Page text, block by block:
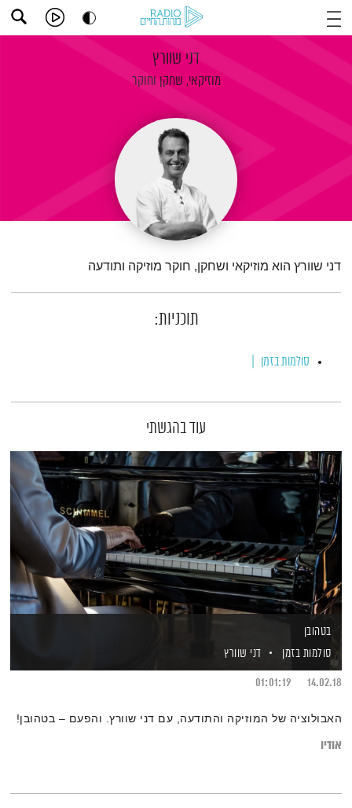
דני שוורץ
מוזיקאי, שחקן וחוקר
דני שוורץ הוא מוזיקאי ושחקן, חוקר מוזיקה ותודעה
תוכניות:
סולמות בזמן
עוד בהגשתי
בטהובן
סולמות בזמן
דני שוורץ
14.02.18
01:01:19
האבולוציה של המוזיקה והתודעה, עם דני שוורץ. והפעם – בטהובן!
אודיו